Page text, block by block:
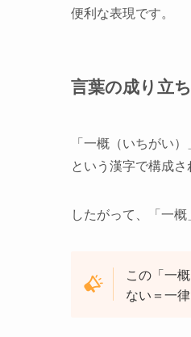
便利な表現です。
言葉の成り立
「一概（いちがい
という漢字で構成さ
したがって、「一
この「一
ない＝一